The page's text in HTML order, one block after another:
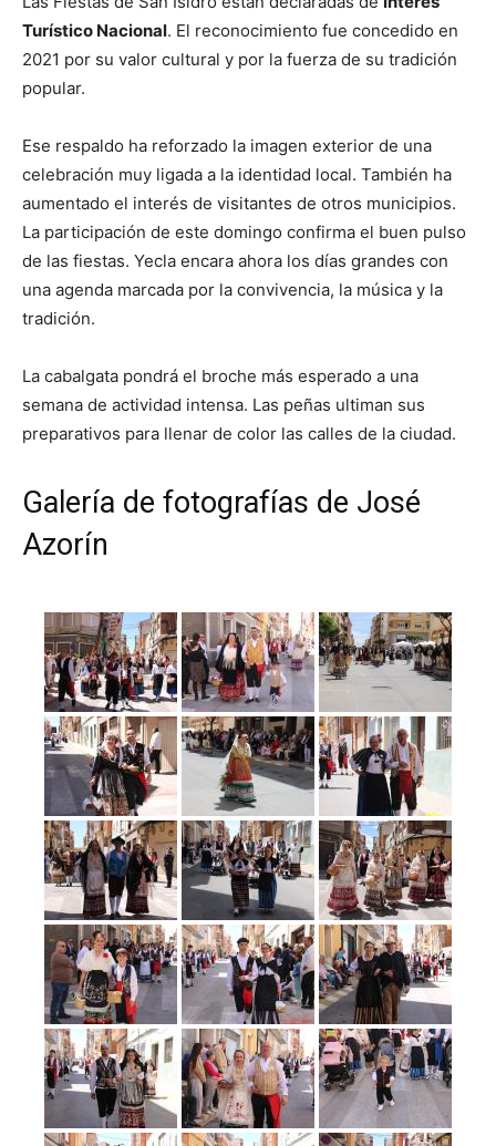
Turístico Nacional. El reconocimiento fue concedido en
2021 por su valor cultural y por la fuerza de su tradición
popular.
Ese respaldo ha reforzado la imagen exterior de una
celebración muy ligada a la identidad local. También ha
aumentado el interés de visitantes de otros municipios.
La participación de este domingo confirma el buen pulso
de las fiestas. Yecla encara ahora los días grandes con
una agenda marcada por la convivencia, la música y la
tradición.
La cabalgata pondrá el broche más esperado a una
semana de actividad intensa. Las peñas ultiman sus
preparativos para llenar de color las calles de la ciudad.
Galería de fotografías de José
Azorín